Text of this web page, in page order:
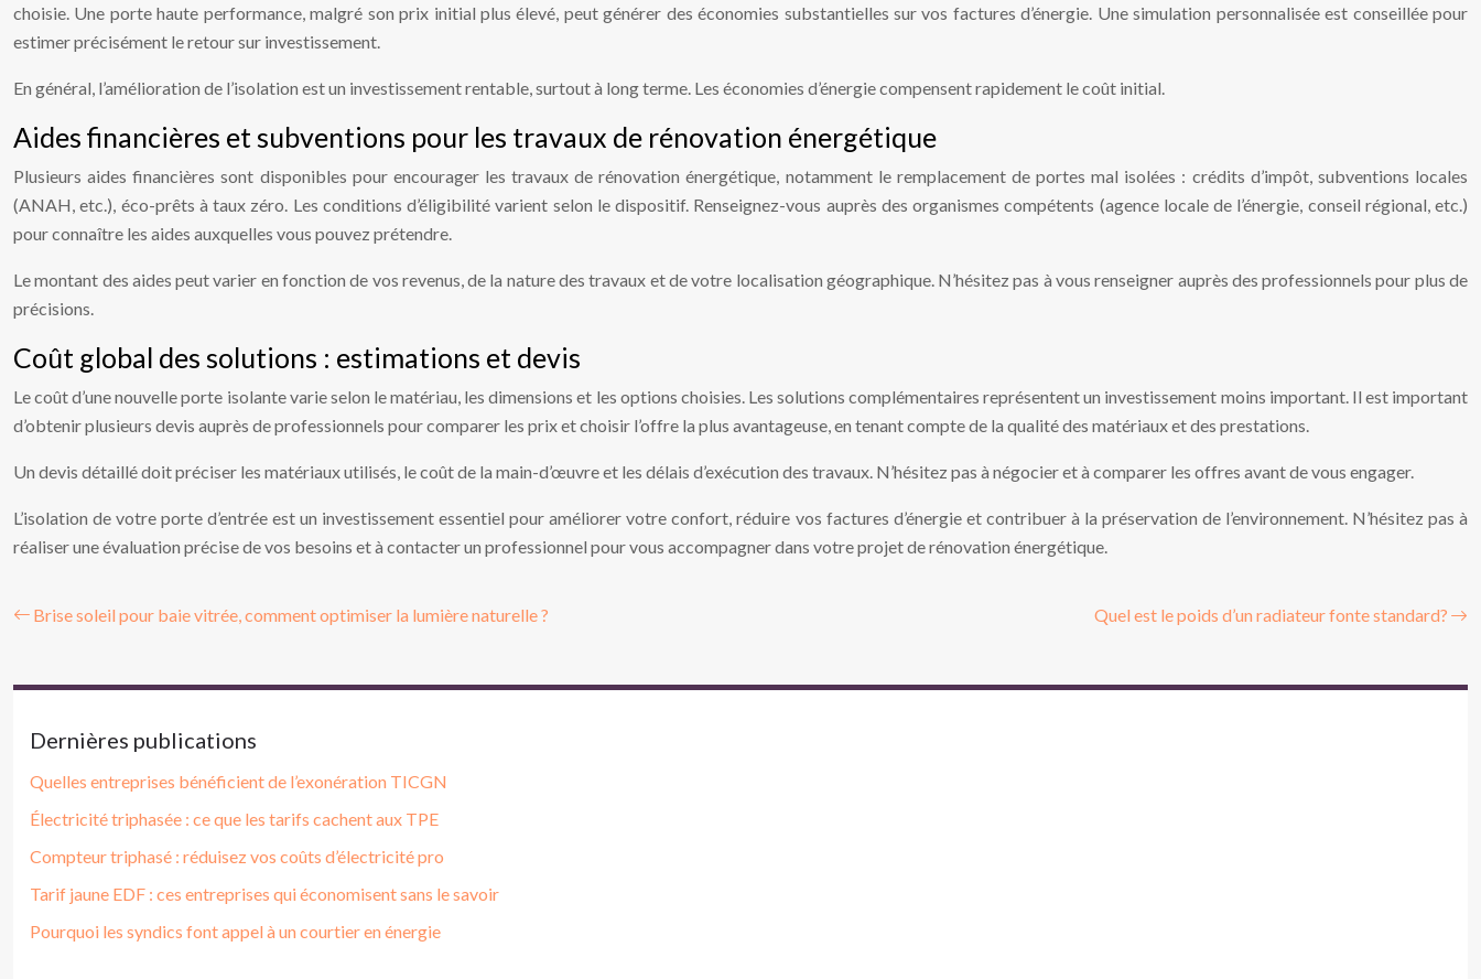
choisie. Une porte haute performance, malgré son prix initial plus élevé, peut générer des économies substantielles sur vos factures d’énergie. Une simulation personnalisée est conseillée pour
estimer précisément le retour sur investissement.
En général, l’amélioration de l’isolation est un investissement rentable, surtout à long terme. Les économies d’énergie compensent rapidement le coût initial.
Aides financières et subventions pour les travaux de rénovation énergétique
Plusieurs aides financières sont disponibles pour encourager les travaux de rénovation énergétique, notamment le remplacement de portes mal isolées : crédits d’impôt, subventions locales
(ANAH, etc.), éco-prêts à taux zéro. Les conditions d’éligibilité varient selon le dispositif. Renseignez-vous auprès des organismes compétents (agence locale de l’énergie, conseil régional, etc.)
pour connaître les aides auxquelles vous pouvez prétendre.
Le montant des aides peut varier en fonction de vos revenus, de la nature des travaux et de votre localisation géographique. N’hésitez pas à vous renseigner auprès des professionnels pour plus de
précisions.
Coût global des solutions : estimations et devis
Le coût d’une nouvelle porte isolante varie selon le matériau, les dimensions et les options choisies. Les solutions complémentaires représentent un investissement moins important. Il est important
d’obtenir plusieurs devis auprès de professionnels pour comparer les prix et choisir l’offre la plus avantageuse, en tenant compte de la qualité des matériaux et des prestations.
Un devis détaillé doit préciser les matériaux utilisés, le coût de la main-d’œuvre et les délais d’exécution des travaux. N’hésitez pas à négocier et à comparer les offres avant de vous engager.
L’isolation de votre porte d’entrée est un investissement essentiel pour améliorer votre confort, réduire vos factures d’énergie et contribuer à la préservation de l’environnement. N’hésitez pas à
réaliser une évaluation précise de vos besoins et à contacter un professionnel pour vous accompagner dans votre projet de rénovation énergétique.
Brise soleil pour baie vitrée, comment optimiser la lumière naturelle ? Quel est le poids d’un radiateur fonte standard?
Dernières publications
Quelles entreprises bénéficient de l’exonération TICGN
Électricité triphasée : ce que les tarifs cachent aux TPE
Compteur triphasé : réduisez vos coûts d’électricité pro
Tarif jaune EDF : ces entreprises qui économisent sans le savoir
Pourquoi les syndics font appel à un courtier en énergie